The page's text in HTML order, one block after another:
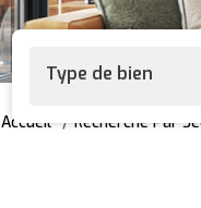
Type de bien
Accueil Recherche Par